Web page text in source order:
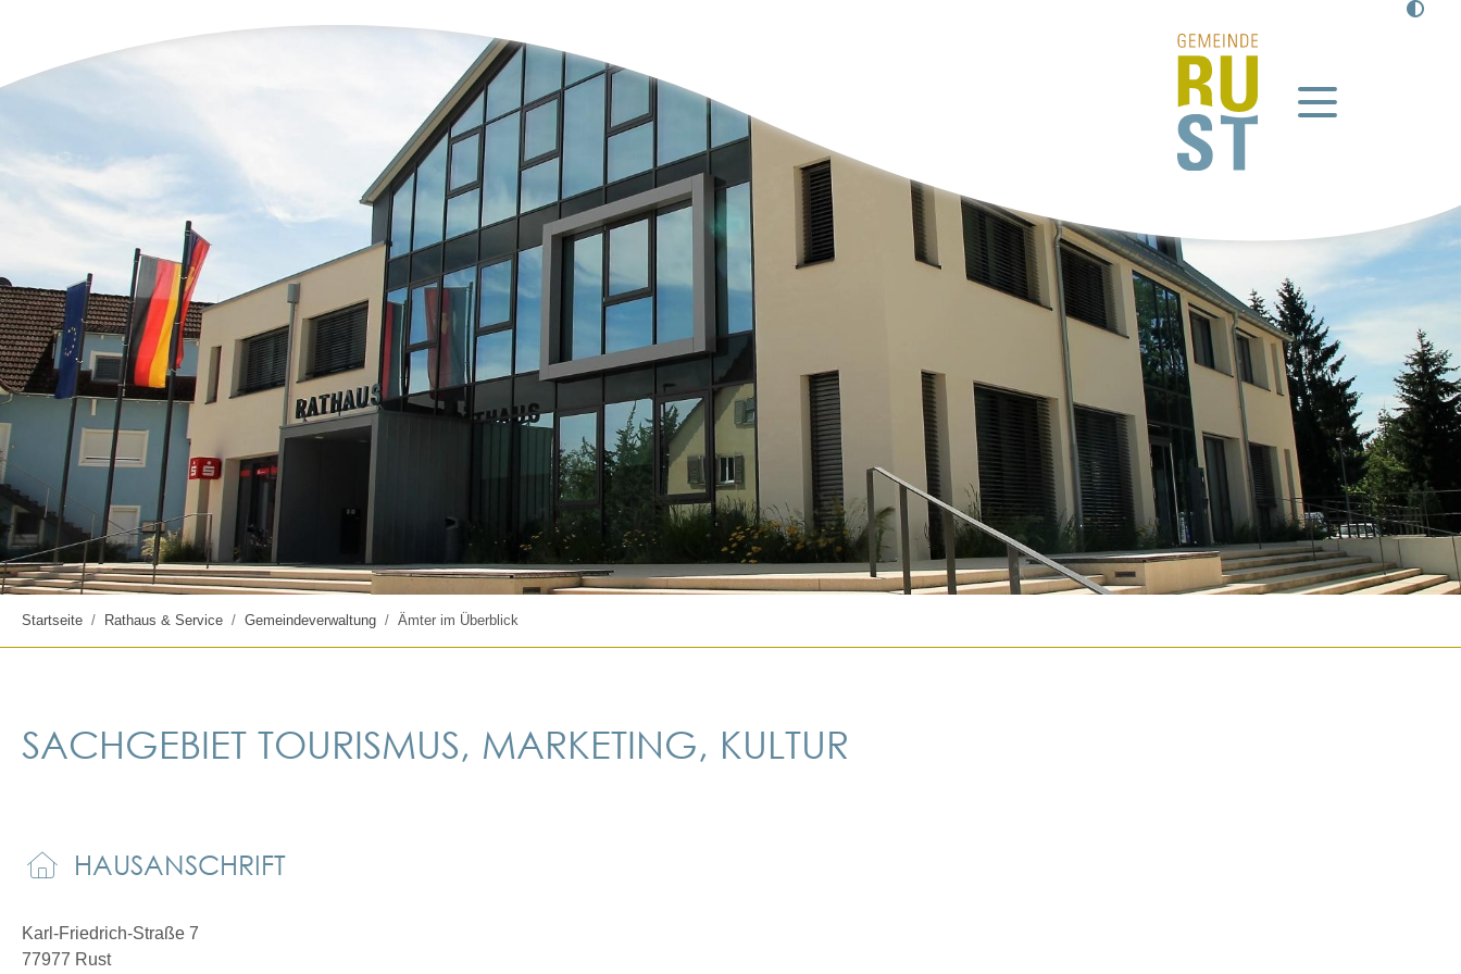
Startseite Rathaus & Service Gemeindeverwaltung Ämter im Überblick
SACHGEBIET TOURISMUS, MARKETING, KULTUR
HAUSANSCHRIFT
Karl-Friedrich-Straße 7
77977 Rust